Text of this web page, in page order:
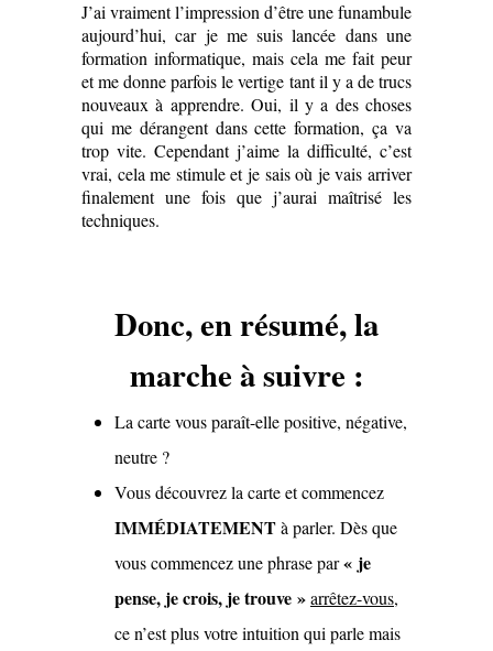
J’ai vraiment l’impression d’être une funambule
aujourd’hui, car je me suis lancée dans une
formation informatique, mais cela me fait peur
et me donne parfois le vertige tant il y a de trucs
nouveaux à apprendre. Oui, il y a des choses
qui me dérangent dans cette formation, ça va
trop vite. Cependant j’aime la difficulté, c’est
vrai, cela me stimule et je sais où je vais arriver
finalement une fois que j’aurai maîtrisé les
techniques.
Donc, en résumé, la
marche à suivre :
La carte vous paraît-elle positive, négative,
neutre ?
Vous découvrez la carte et commencez
IMMÉDIATEMENTà parler. Dès que
vous commencez une phrase par« je
pense, je crois, je trouve »arrêtez-vous,
ce n’est plus votre intuition qui parle mais